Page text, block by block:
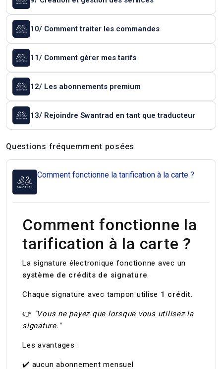
10/ Comment traiter les commandes
11/ Comment gérer mes tarifs
12/ Les abonnements premium
13/ Rejoindre Swantrad en tant que traducteur
Questions et réponses
Questions fréquemment posées
Comment fonctionne la tarification à la carte ?
Comment fonctionne la
tarification à la carte ?
La signature électronique fonctionne avec un
système de crédits de signature.
Chaque signature avec tampon utilise 1 crédit.
👉 "Vous ne payez que lorsque vous utilisez la
signature."
Les avantages :
✔️ aucun abonnement mensuel